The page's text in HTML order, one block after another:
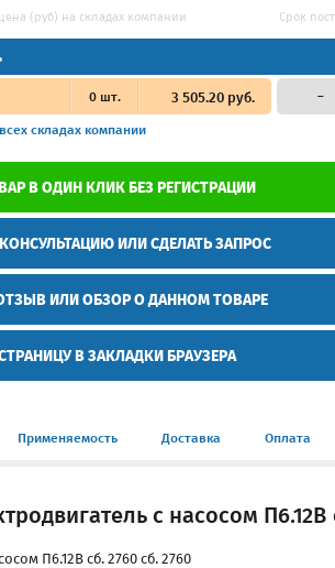
(руб) на складах компании Срок
0шт. 3 505.20 руб.
складах компании
–
В ОДИН КЛИК БЕЗ РЕГИСТРАЦИИ
ИЛИ СДЕЛАТЬ ЗАПРОС
ИЛИ ОБЗОР О ДАННОМ ТОВАРЕ
В ЗАКЛАДКИ БРАУЗЕРА
Применяемость Доставка Оплата
с насосом П6.12В
П6.12В сб. 2760 сб. 2760